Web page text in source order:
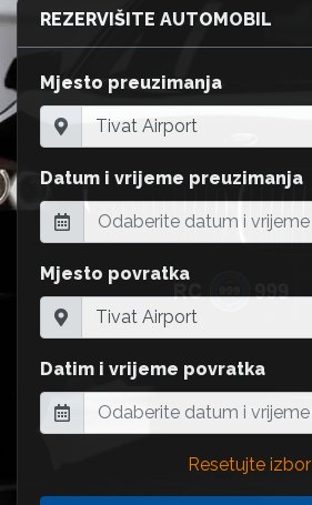
REZERVIŠITE AUTOMOBIL
Mjesto preuzimanja
Datum i vrijeme preuzimanja
Mjesto povratka
Datim i vrijeme povratka
Resetujte izbor